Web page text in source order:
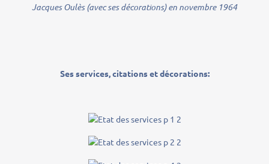
Jacques Oulès (avec ses décorations) en novembre 1964
Ses services, citations et décorations: